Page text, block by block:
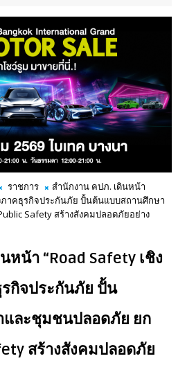
ราชการ
สำนักงาน คปภ. เดินหน้า
ภาคธุรกิจประกันภัย ปั้นต้นแบบสถานศึกษา
Safety สร้างสังคมปลอดภัยอย่าง
หน้า “Road Safety เชิง
กิจประกันภัย ปั้น
ละชุมชนปลอดภัย ยก
สร้างสังคมปลอดภัย